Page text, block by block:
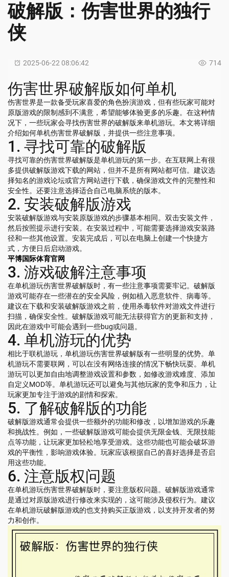
破解版：伤害世界的独行
侠
2025-06-22 08:06:42 714
伤害世界破解版如何单机
伤害世界是一款备受玩家喜爱的角色扮演游戏，但有些玩家可能对
原版游戏的限制感到不满意，希望能够体验更多的乐趣。在这种情
况下，一些玩家会寻找伤害世界的破解版来单机游玩。本文将详细
介绍如何单机伤害世界破解版，并提供一些注意事项。
1. 寻找可靠的破解版
寻找可靠的伤害世界破解版是单机游玩的第一步。在互联网上有很
多提供破解版游戏下载的网站，但并不是所有网站都可信。建议选
择知名的游戏论坛或官方网站进行下载，确保游戏文件的完整性和
安全性。还要注意选择适合自己电脑系统的版本。
2. 安装破解版游戏
安装破解版游戏与安装原版游戏的步骤基本相同。双击安装文件，
然后按照提示进行安装。在安装过程中，可能需要选择游戏安装路
径和一些其他设置。安装完成后，可以在电脑上创建一个快捷方
式，方便日后启动游戏。
平博国际体育官网
3. 游戏破解注意事项
在单机游玩伤害世界破解版时，有一些注意事项需要牢记。破解版
游戏可能存在一些潜在的安全风险，例如植入恶意软件、病毒等。
建议在下载和安装破解版游戏之前，使用杀毒软件对游戏文件进行
扫描，确保安全性。破解版游戏可能无法获得官方的更新和支持，
因此在游戏中可能会遇到一些bug或问题。
4. 单机游玩的优势
相比于联机游玩，单机游玩伤害世界破解版有一些明显的优势。单
机游玩不需要联网，可以在没有网络连接的情况下畅快玩耍。单机
游玩可以更加自由地调整游戏设置和参数，如修改游戏难度、添加
自定义MOD等。单机游玩还可以避免与其他玩家的竞争和压力，让
玩家更加专注于游戏的剧情和探索。
5. 了解破解版的功能
破解版游戏通常会提供一些额外的功能和修改，以增加游戏的乐趣
和挑战性。例如，一些破解版游戏可能会提供无限金钱、无限技能
点等功能，让玩家更加轻松地享受游戏。这些功能也可能会破坏游
戏的平衡性，影响游戏体验。玩家应该根据自己的喜好选择是否启
用这些功能。
6. 注意版权问题
在单机游玩伤害世界破解版时，要注意版权问题。破解版游戏通常
是通过对原版游戏进行修改来实现的，这可能涉及侵权行为。建议
在单机游玩破解版游戏的也支持购买正版游戏，以支持开发者的努
力和创作。